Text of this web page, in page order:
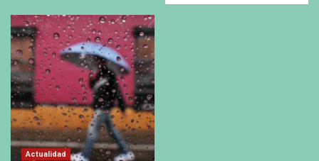
Actualidad